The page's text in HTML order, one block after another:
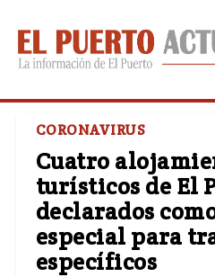
CORONAVIRUS
Cuatro
turísticos de El
declarados
especial para
específicos